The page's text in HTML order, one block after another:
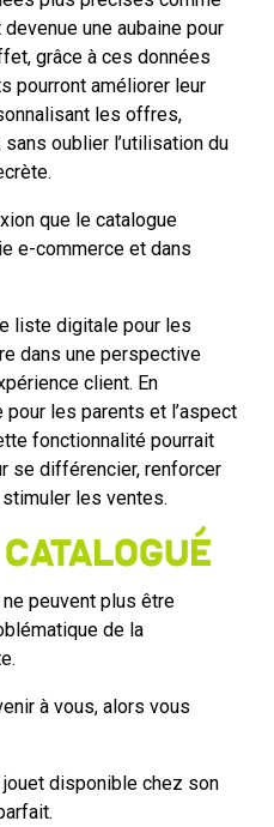
une aubaine pour
grâce à ces données
pourront améliorer leur
les offres,
oublier l’utilisation du
que le catalogue
e-commerce et dans
liste digitale pour les
dans une perspective
client. En
pour les parents et l’aspect
fonctionnalité pourrait
se différencier, renforcer
les ventes.
ne peuvent plus être
de la
à vous, alors vous
jouet disponible chez son